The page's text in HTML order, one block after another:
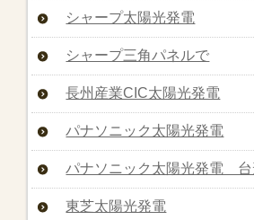
シャープ太陽光発電
シャープ三角パネルで
長州産業CIC太陽光発電
パナソニック太陽光発電
パナソニック太陽光発電 台
東芝太陽光発電